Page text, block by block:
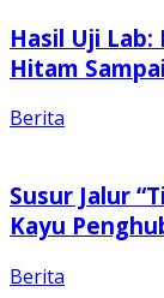
Hasil Uji
Hitam
Berita
Susur Jalur
Kayu
Berita